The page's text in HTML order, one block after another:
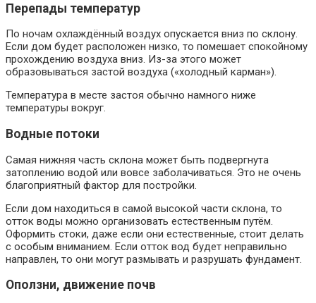
Перепады температур
По ночам охлаждённый воздух опускается вниз по склону.
Если дом будет расположен низко, то помешает спокойному
прохождению воздуха вниз. Из-за этого может
образовываться застой воздуха («холодный карман»).
Температура в месте застоя обычно намного ниже
температуры вокруг.
Водные потоки
Самая нижняя часть склона может быть подвергнута
затоплению водой или вовсе заболачиваться. Это не очень
благоприятный фактор для постройки.
Если дом находиться в самой высокой части склона, то
отток воды можно организовать естественным путём.
Оформить стоки, даже если они естественные, стоит делать
с особым вниманием. Если отток вод будет неправильно
направлен, то они могут размывать и разрушать фундамент.
Оползни, движение почв